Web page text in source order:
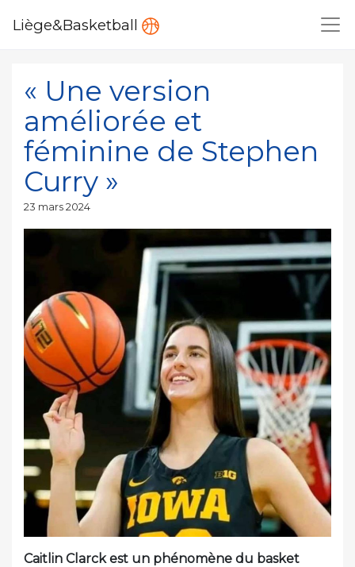
Liège&Basketball
« Une version
améliorée et
féminine de Stephen
Curry »
Publié
23 mars 2024
Caitlin Clarck est un phénomène du basket